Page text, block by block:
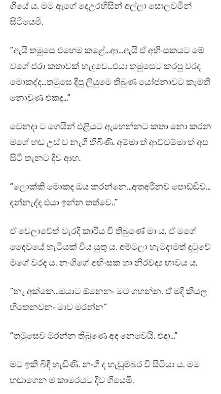
ගියේ ය. මම ඇගේ දෙඋරහිසින් අල්ලා සොලවමින්
සිටියෙමි.
“ඇයි තමුසෙ එහෙම කළේ…ආ…ඇයි ඒ අහිංසකයට මේ
වගේ ජරා කතාවක් හැදුවෙ…එයා තමුසෙට කරපු වරද
මොකද්ද…තමුසෙ දීපු ලියුමෙ තිබුණ යෝජනාවට කැමති
නොවුණ එකද…”
වෙනදා ට ගෙයින් එළියට ඇහෙන්නට කතා නො කරන
මගේ හඬ උස් ව නැගී තිබිණි. අම්මා ත් ආච්චම්මා ත් අප
සිටි තැනට දිව ආහ.
“ලොක්කි මොකද ඔය කරන්නෙ…අතඅරිනව පොඩ්ඩිව…
දන්නැද්ද එයා ඉන්න තත්වෙ..”
ඒ වෙලාවේත් වැරදි කාරිය වී තිබුණේ මා ය. ඒ මගේ
දෛවයේ හැටියක් විය යුතු ය. අම්මලා හැමදාමත් දුටුවේ
මගේ වරද ය. නංගිගේ අහිංසක හා නිරවද්‍ය භාවය ය.
“නෑ අක්කෙ…ඔයාට ඕනෙනං මට ගහන්න. ඒ මදි කියල
හිතෙනවනං මාව මරන්න”
“තමුසෙව මරන්න තිබුණෙ අද නෙවෙයි. එදා…”
මට ඉකි බිඳී හැඬිණි. නංගී ද හැඬුම්බර වී සිටියා ය. මම
හඬාගෙන ම කාමරයට දිව ගියෙමි.